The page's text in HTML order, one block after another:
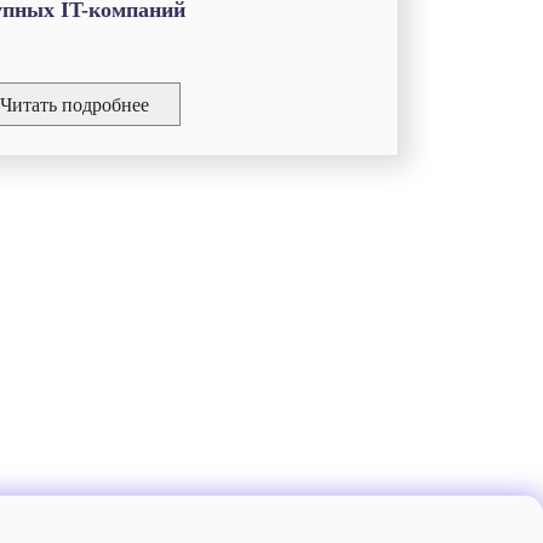
IT-компаний
Читать подробнее